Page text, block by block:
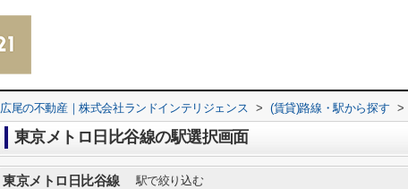
広尾の不動産｜株式会社ランドインテリジェンス > (賃貸)路線・駅から探す >
東京メトロ日比谷線の駅選択画面
東京メトロ日比谷線 駅で絞り込む